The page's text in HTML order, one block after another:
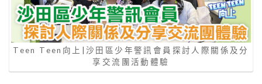
Teen Teen向上|沙田區少年警訊會員探討人際關係及分
享交流團活動體驗